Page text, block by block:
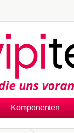
Komponenten